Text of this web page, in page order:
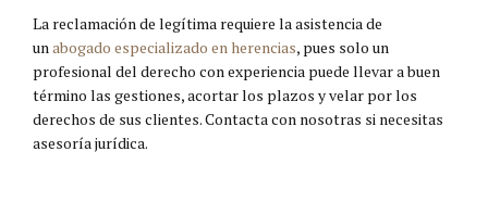
La reclamación de legítima requiere la asistencia de
un abogado especializado en herencias, pues solo un
profesional del derecho con experiencia puede llevar a buen
término las gestiones, acortar los plazos y velar por los
derechos de sus clientes. Contacta con nosotras si necesitas
asesoría jurídica.